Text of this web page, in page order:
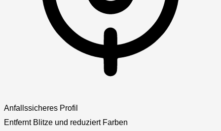
Anfallssicheres Profil
Entfernt Blitze und reduziert Farben